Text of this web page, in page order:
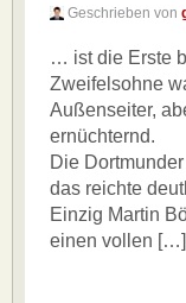
Geschrieben von
… ist die Erste
Zweifelsohne
Außenseiter,
ernüchternd.
Die
das reichte
Einzig Martin
einen vollen […]